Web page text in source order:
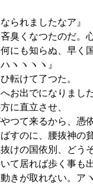
られましたなア』
臭くなつたのだ
にも知らぬ、早
ヽヽヽヽ』
転けて了つた。
お出でになりました
に直立させ、
つて来るから、
すのに、腰抜神
けの国依別、ど
て居れば歩く事
きが取れない。